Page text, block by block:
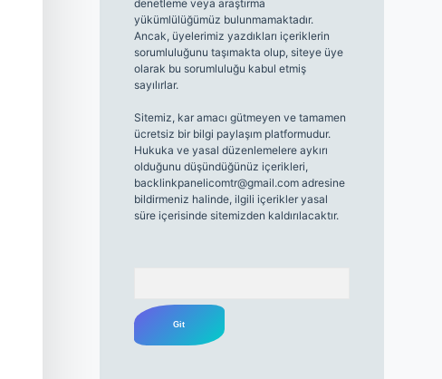
denetleme veya araştırma
yükümlülüğümüz bulunmamaktadır.
Ancak, üyelerimiz yazdıkları içeriklerin
sorumluluğunu taşımakta olup, siteye üye
olarak bu sorumluluğu kabul etmiş
sayılırlar.
Sitemiz, kar amacı gütmeyen ve tamamen
ücretsiz bir bilgi paylaşım platformudur.
Hukuka ve yasal düzenlemelere aykırı
olduğunu düşündüğünüz içerikleri,
backlinkpanelicomtr@gmail.comadresine
bildirmeniz halinde, ilgili içerikler yasal
süre içerisinde sitemizden kaldırılacaktır.